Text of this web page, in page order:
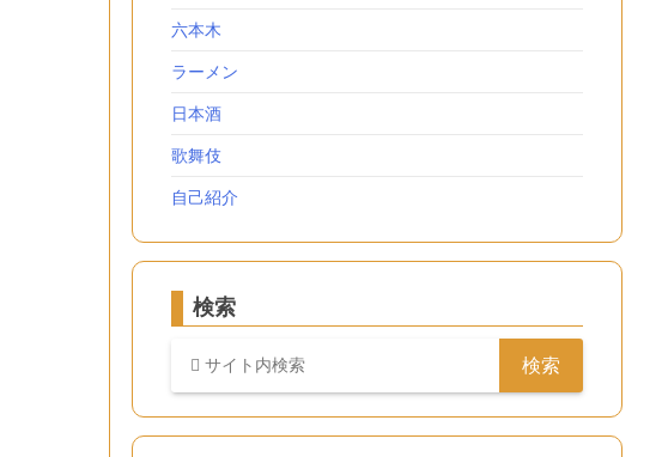
六本木
ラーメン
日本酒
歌舞伎
自己紹介
検索